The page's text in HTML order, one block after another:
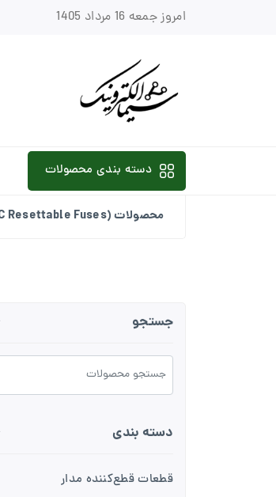
امروز جمعه 16 مرداد 1405
دسته بندی محصولات
محصولات (PTC Resettable Fuses)
جستجو
دسته بندی
قطعات قطع‌کننده مدار